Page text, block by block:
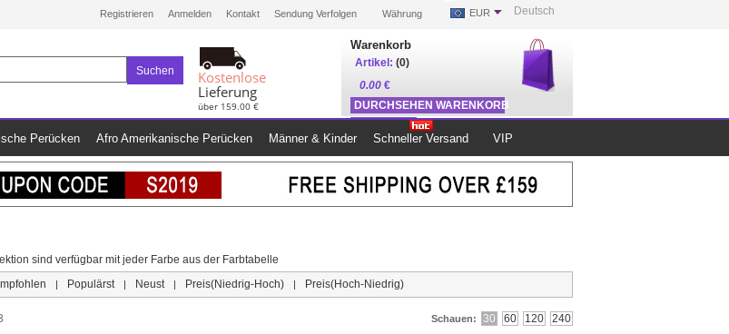
Deutsch
Währung EUR
Registrieren Anmelden Kontakt Sendung Verfolgen
Suchen
Kostenlose
Lieferung
über 159.00 €
Warenkorb
Artikel: (0)
0.00 €
DURCHSEHEN WARENKORB
ZUR KASSE
Perücken Afro Amerikanische Perücken Männer & Kinder Schneller Versand VIP
sind verfügbar mit jeder Farbe aus der Farbtabelle
| Populärst | Neust | Preis(Niedrig-Hoch) | Preis(Hoch-Niedrig)
Schauen: 30 60 120 240